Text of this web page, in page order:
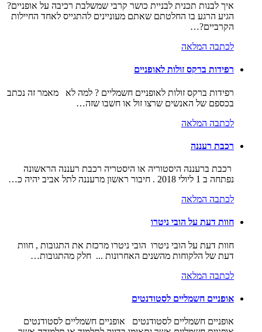
איך לבנות תכנית לבניית כושר קרבי שמשלבת רכיבה על אופניים?
הגיע הרגע בו החלטתם שאתם מעוניינים להתגייס לאחד החיילות
הקרביים?…
לכתבה המלאה
רפידות ברקס זולות לאופניים
רפידות ברקס זולות לאופניים חשמליים ? למה לא מאמר זה נכתב
בכספם של האנשים שרצו זול או חשבו שזה…
לכתבה המלאה
רכבת רעננה
רכבת ברעננה היסטוריה או היסטריה רכבת רעננה הראשונה
נפתחה ב 1 ליולי 2018 . חיבור ראשון מרעננה לתל אביב יהיה כ…
לכתבה המלאה
חוות דעת על הובי ניטרו
חוות דעת על הובי ניטרו הובי ניטרו מרכזת את התגובות , חוות
דעת של הלקוחות מהשנים האחרונות ... חלק מהתגובות…
לכתבה המלאה
אופניים חשמליים לסטודנטים
אופניים חשמליים לסטודנטים אופניים חשמליים לסטודנטים